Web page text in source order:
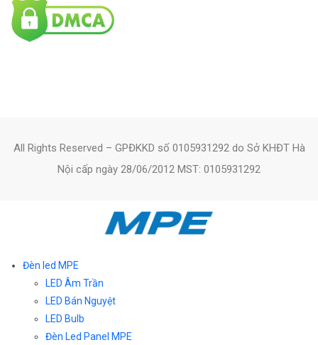
All Rights Reserved – GPĐKKD số 0105931292 do Sở KHĐT Hà
Nội cấp ngày 28/06/2012 MST: 0105931292
Đèn led MPE
LED Âm Trần
LED Bán Nguyệt
LED Bulb
Đèn Led Panel MPE